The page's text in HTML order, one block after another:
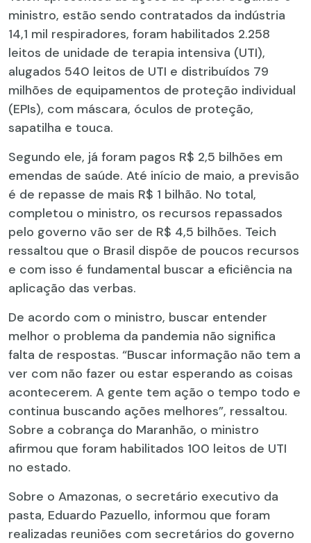
ministro, estão sendo contratados da indústria
14,1 mil respiradores, foram habilitados 2.258
leitos de unidade de terapia intensiva (UTI),
alugados 540 leitos de UTI e distribuídos 79
milhões de equipamentos de proteção individual
(EPIs), com máscara, óculos de proteção,
sapatilha e touca.
Segundo ele, já foram pagos R$ 2,5 bilhões em
emendas de saúde. Até início de maio, a previsão
é de repasse de mais R$ 1 bilhão. No total,
completou o ministro, os recursos repassados
pelo governo vão ser de R$ 4,5 bilhões. Teich
ressaltou que o Brasil dispõe de poucos recursos
e com isso é fundamental buscar a eficiência na
aplicação das verbas.
De acordo com o ministro, buscar entender
melhor o problema da pandemia não significa
falta de respostas. “Buscar informação não tem a
ver com não fazer ou estar esperando as coisas
acontecerem. A gente tem ação o tempo todo e
continua buscando ações melhores”, ressaltou.
Sobre a cobrança do Maranhão, o ministro
afirmou que foram habilitados 100 leitos de UTI
no estado.
Sobre o Amazonas, o secretário executivo da
pasta, Eduardo Pazuello, informou que foram
realizadas reuniões com secretários do governo